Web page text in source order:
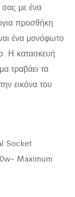
σας με ένα
προσθήκη
ένα μονόφωτο
Η κατασκευή
τραβάει τα
εικόνα του
Socket
Maximum